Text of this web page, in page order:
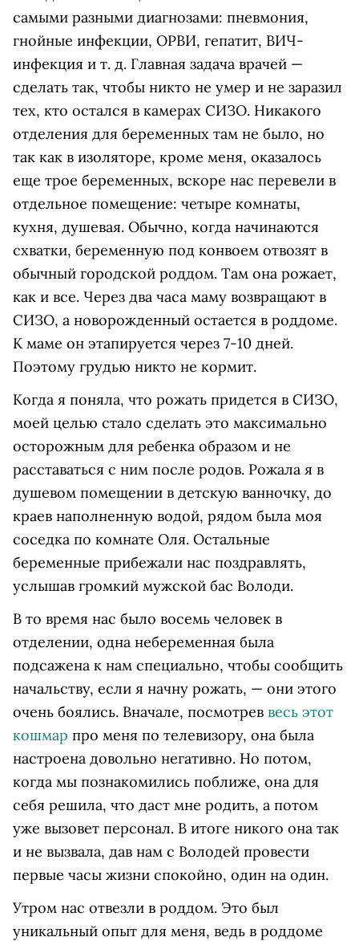
самыми разными диагнозами: пневмония,
гнойные инфекции, ОРВИ, гепатит, ВИЧ-
инфекция и т. д. Главная задача врачей —
сделать так, чтобы никто не умер и не заразил
тех, кто остался в камерах СИЗО. Никакого
отделения для беременных там не было, но
так как в изоляторе, кроме меня, оказалось
еще трое беременных, вскоре нас перевели в
отдельное помещение: четыре комнаты,
кухня, душевая. Обычно, когда начинаются
схватки, беременную под конвоем отвозят в
обычный городской роддом. Там она рожает,
как и все. Через два часа маму возвращают в
СИЗО, а новорожденный остается в роддоме.
К маме он этапируется через 7-10 дней.
Поэтому грудью никто не кормит.
Когда я поняла, что рожать придется в СИЗО,
моей целью стало сделать это максимально
осторожным для ребенка образом и не
расставаться с ним после родов. Рожала я в
душевом помещении в детскую ванночку, до
краев наполненную водой, рядом была моя
соседка по комнате Оля. Остальные
беременные прибежали нас поздравлять,
услышав громкий мужской бас Володи.
В то время нас было восемь человек в
отделении, одна небеременная была
подсажена к нам специально, чтобы сообщить
начальству, если я начну рожать, — они этого
очень боялись. Вначале, посмотрев весь этот
кошмар про меня по телевизору, она была
настроена довольно негативно. Но потом,
когда мы познакомились поближе, она для
себя решила, что даст мне родить, а потом
уже вызовет персонал. В итоге никого она так
и не вызвала, дав нам с Володей провести
первые часы жизни спокойно, один на один.
Утром нас отвезли в роддом. Это был
уникальный опыт для меня, ведь в роддоме